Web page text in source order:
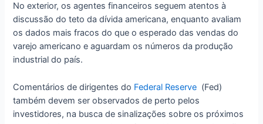
No exterior, os agentes financeiros seguem atentos à
discussão do teto da dívida americana, enquanto avaliam
os dados mais fracos do que o esperado das vendas do
varejo americano e aguardam os números da produção
industrial do país.
Comentários de dirigentes do Federal Reserve (Fed)
também devem ser observados de perto pelos
investidores, na busca de sinalizações sobre os próximos